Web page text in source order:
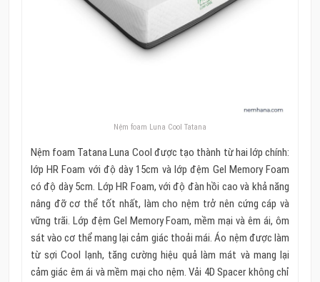
Nệm foam Luna Cool Tatana
Nệm foam Tatana Luna Cool được tạo thành từ hai lớp chính:
lớp HR Foam với độ dày 15cm và lớp đệm Gel Memory Foam
có độ dày 5cm. Lớp HR Foam, với độ đàn hồi cao và khả năng
nâng đỡ cơ thể tốt nhất, làm cho nệm trở nên cứng cáp và
vững trãi. Lớp đệm Gel Memory Foam, mềm mại và êm ái, ôm
sát vào cơ thể mang lại cảm giác thoải mái. Áo nệm được làm
từ sợi Cool lạnh, tăng cường hiệu quả làm mát và mang lại
cảm giác êm ái và mềm mại cho nệm. Vải 4D Spacer không chỉ